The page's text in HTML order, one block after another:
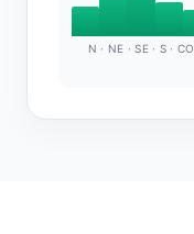
N · NE · SE · S · CO